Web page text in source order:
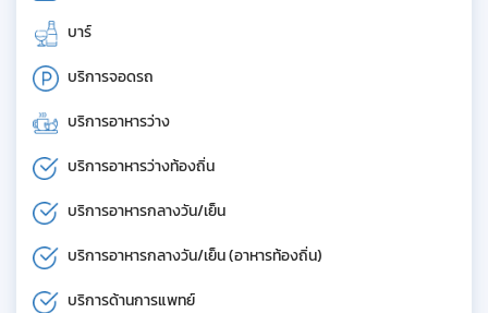
บาร์
บริการจอดรถ
บริการอาหารว่าง
บริการอาหารว่างท้องถิ่น
บริการอาหารกลางวัน/เย็น
บริการอาหารกลางวัน/เย็น (อาหารท้องถิ่น)
บริการด้านการแพทย์